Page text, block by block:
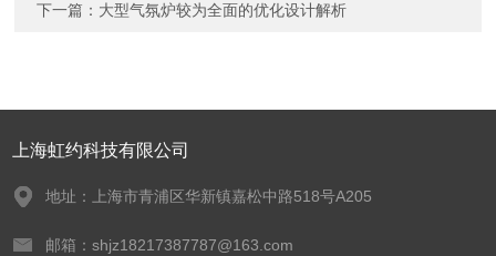
下一篇： 大型气氛炉较为全面的优化设计解析
上海虹约科技有限公司
地址：上海市青浦区华新镇嘉松中路518号A205
邮箱：shjz18217387787@163.com